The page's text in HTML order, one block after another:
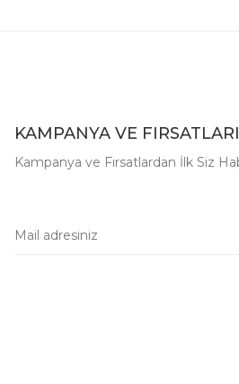
KAMPANYA VE
Kampanya ve Fırsatlardan İlk Siz